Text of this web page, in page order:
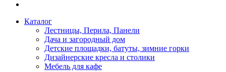
Каталог
Лестницы, Перила, Панели
Дача и загородный дом
Детские площадки, батуты, зимние горки
Дизайнерские кресла и столики
Мебель для кафе